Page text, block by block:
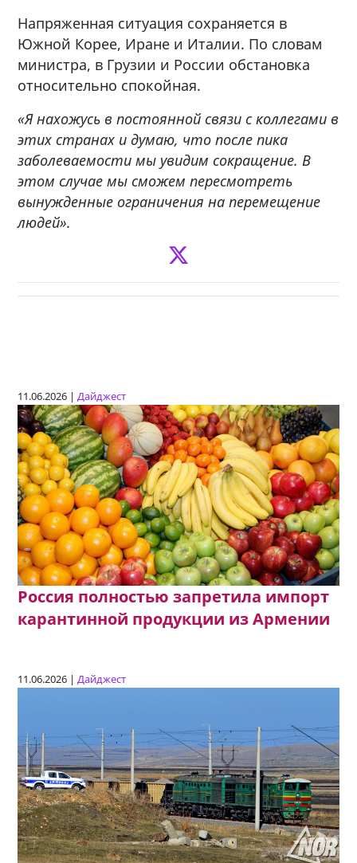
Напряженная ситуация сохраняется в
Южной Корее, Иране и Италии. По словам
министра, в Грузии и России обстановка
относительно спокойная.
«Я нахожусь в постоянной связи с коллегами в
этих странах и думаю, что после пика
заболеваемости мы увидим сокращение. В
этом случае мы сможем пересмотреть
вынужденные ограничения на перемещение
людей».
11.06.2026 |Дайджест
Россия полностью запретила импорт
карантинной продукции из Армении
11.06.2026 |Дайджест